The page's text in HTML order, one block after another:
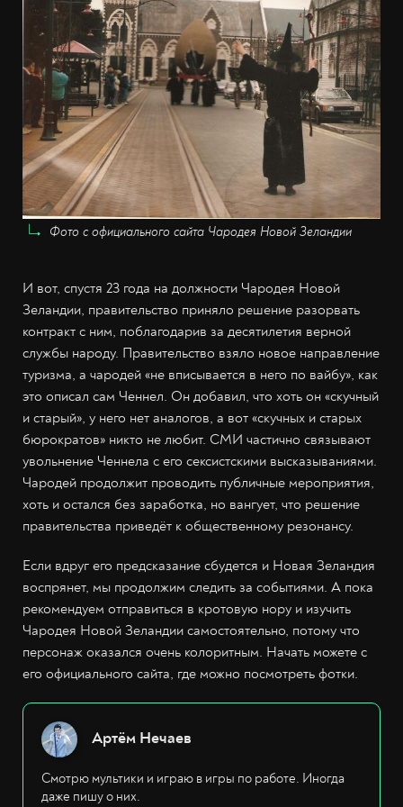
Фото с официального сайта Чародея Новой Зеландии
И вот, спустя 23 года на должности Чародея Новой
Зеландии, правительство приняло решение разорвать
контракт с ним, поблагодарив за десятилетия верной
службы народу. Правительство взяло новое направление
туризма, а чародей «не вписывается в него по вайбу», как
это описал сам Ченнел. Он добавил, что хоть он «скучный
и старый», у него нет аналогов, а вот «скучных и старых
бюрократов» никто не любит. СМИ частично связывают
увольнение Ченнела с его сексистскими высказываниями.
Чародей продолжит проводить публичные мероприятия,
хоть и остался без заработка, но вангует, что решение
правительства приведёт к общественному резонансу.
Если вдруг его предсказание сбудется и Новая Зеландия
воспрянет, мы продолжим следить за событиями. А пока
рекомендуем отправиться в кротовую нору и изучить
Чародея Новой Зеландии самостоятельно, потому что
персонаж оказался очень колоритным. Начать можете с
его официального сайта, где можно посмотреть фотки.
Артём Нечаев
Смотрю мультики и играю в игры по работе. Иногда
даже пишу о них.